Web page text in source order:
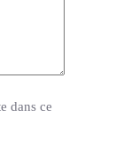
dans ce